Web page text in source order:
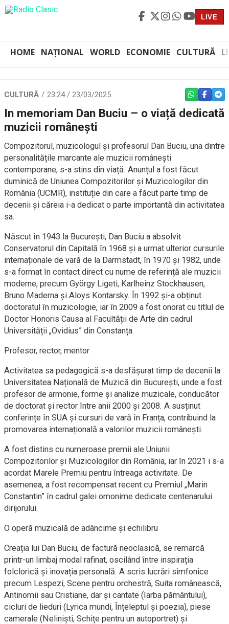
LIVE
HOME NAȚIONAL WORLD ECONOMIE CULTURĂ
CULTURĂ 23:24 / 23/03/2025 WHATSAPP
In memoriam Dan Buciu – o viață dedicată
muzicii românești
Compozitorul, muzicologul și profesorul Dan Buciu, una dintre
personalitățile marcante ale muzicii românești
contemporane, s-a stins din viață. Anunțul a fost făcut
duminică de Uniunea Compozitorilor și Muzicologilor din
România (UCMR), instituție din care a făcut parte timp de
decenii și căreia i-a dedicat o parte importantă din activitatea
sa.
Născut în 1943 la București, Dan Buciu a absolvit
Conservatorul din Capitală în 1968 și a urmat ulterior cursurile
internaționale de vară de la Darmstadt, în 1970 și 1982, unde
s-a format în contact direct cu nume de referință ale muzicii
moderne, precum György Ligeti, Karlheinz Stockhausen,
Bruno Maderna și Aloys Kontarsky. În 1992 și-a obținut
doctoratul în muzicologie, iar în 2009 a fost onorat cu titlul de
Doctor Honoris Causa al Facultății de Arte din cadrul
Universității „Ovidius” din Constanța.
Profesor, rector, mentor
Activitatea sa pedagogică s-a desfășurat timp de decenii la
Universitatea Națională de Muzică din București, unde a fost
profesor de armonie, forme și analize muzicale, conducător
de doctorat și rector între anii 2000 și 2008. A susținut
conferințe în SUA și cursuri de vară în Franța, contribuind la
promovarea internațională a valorilor muzicii românești.
A fost distins cu numeroase premii ale Uniunii
Compozitorilor și Muzicologilor din România, iar în 2021 i s-a
acordat Marele Premiu pentru întreaga activitate. De
asemenea, a fost recompensat recent cu Premiul „Marin
Constantin” în cadrul galei omonime dedicate centenarului
dirijorului.
O operă muzicală de adâncime și echilibru
Creația lui Dan Buciu, de factură neoclasică, se remarcă
printr-un limbaj modal rafinat, oscilând între inspirația
folclorică și inovația personală. A scris lucrări simfonice
precum Lespezi, Scene pentru orchestră, Suita românească,
Antinomii sau Cristiane, dar și cantate (Iarba pământului),
cicluri de lieduri (Lyrica mundi, Înțeleptul și poezia), piese
camerale (Neliniști, Schițe pentru un autoportret) și